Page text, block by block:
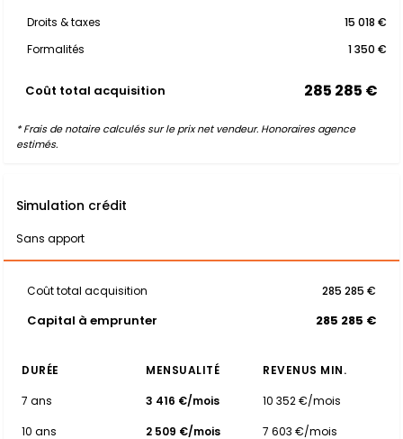
Droits & taxes
15 018 €
Formalités
1 350 €
Coût total acquisition 285 285 €
* Frais de notaire calculés sur le prix net vendeur. Honoraires agence
estimés.
Simulation crédit
Sans apport
Coût total acquisition 285 285 €
Capital à emprunter 285 285 €
DURÉE MENSUALITÉ
REVENUS MIN.
7 ans
3 416 €/mois
10 352 €/mois
10 ans
2 509 €/mois 7 603 €/mois